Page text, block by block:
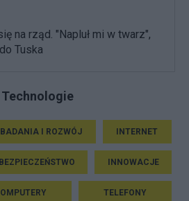
na rząd. "Napluł mi w twarz",
Tuska
BADANIA I ROZWÓJ INTERNET
INNOWACJE
TELEFONY